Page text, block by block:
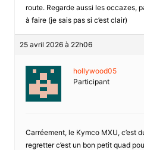
route. Regarde aussi les occazes,
à faire (je sais pas si c’est clair)
25 avril 2026 à 22h06
hollywood05
Participant
Carréement, le Kymco MXU, c’est
regretter c’est un bon petit quad